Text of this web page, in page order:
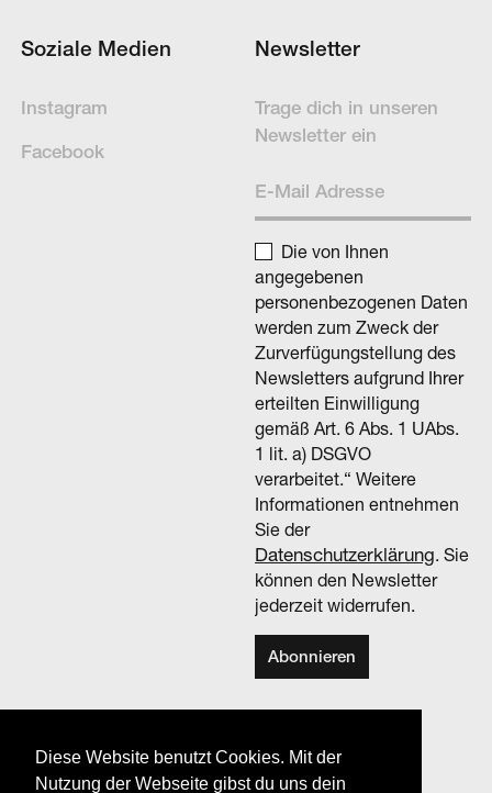
Diese Website benutzt Cookies. Mit der
Nutzung der Webseite gibst du uns dein
Newsletter
Trage dich in un­se­ren
News­letter ein
Die von Ihnen
angegebenen
personenbezogenen Daten
werden zum Zweck der
Zurverfügungstellung des
Newsletters aufgrund Ihrer
erteilten Einwilligung
gemäß Art. 6 Abs. 1 UAbs.
1 lit. a) DSGVO
verarbeitet.“ Weitere
Informationen entnehmen
Sie der
Datenschutzerklärung. Sie
können den Newsletter
jederzeit widerrufen.
Soziale Medien
Instagram
Facebook
Unterstützt durch: